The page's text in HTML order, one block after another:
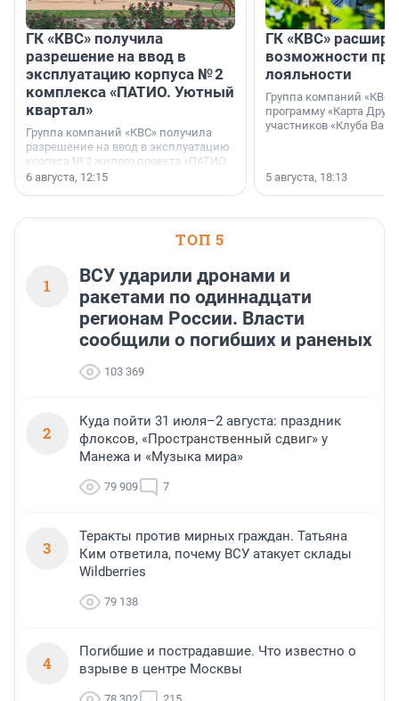
ГК «КВС» получила
разрешение на ввод в
эксплуатацию корпуса № 2
комплекса «ПАТИО. Уютный
квартал»
Группа компаний «КВС» получила
разрешение на ввод в эксплуатацию
корпуса № 2 жилого проекта «ПАТИО.
Уютный квартал», расположенного во
6 августа, 12:15
ГК «КВС»
возможности
лояльности
Группа компаний
программу «Карта
участников «Клуба
5 августа, 18:13
ТОП 5
1
ВСУ ударили дронами и
ракетами по одиннадцати
регионам России. Власти
сообщили о погибших и раненых
103 369
2
Куда пойти 31 июля–2 августа: праздник
флоксов, «Пространственный сдвиг» у
Манежа и «Музыка мира»
79 909 7
3
Теракты против мирных граждан. Татьяна
Ким ответила, почему ВСУ атакует склады
Wildberries
79 138
4
Погибшие и пострадавшие. Что известно о
взрыве в центре Москвы